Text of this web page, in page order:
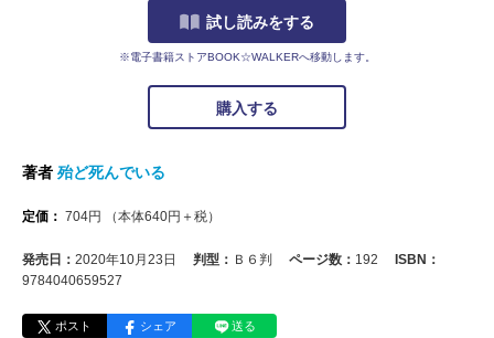
試し読みをする
※電子書籍ストアBOOK☆WALKERへ移動します。
購入する
著者 殆ど死んでいる
定価： 704円 （本体640円＋税）
発売日： 2020年10月23日 判型： Ｂ６判 ページ数： 192
ISBN：
9784040659527
ポスト シェア 送る